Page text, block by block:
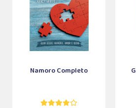
Namoro Completo